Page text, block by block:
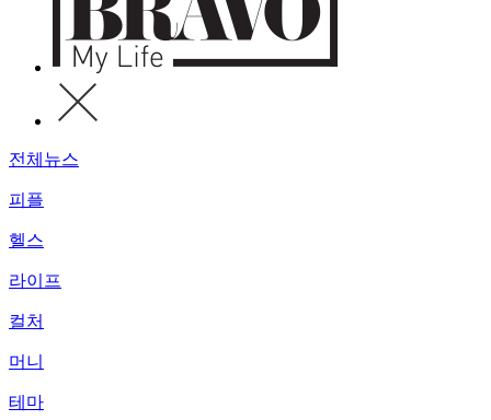
전체뉴스
피플
헬스
라이프
컬처
머니
테마